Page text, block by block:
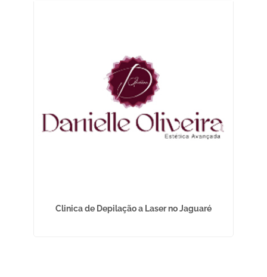
Clinica de Depilação a Laser no Jaguaré